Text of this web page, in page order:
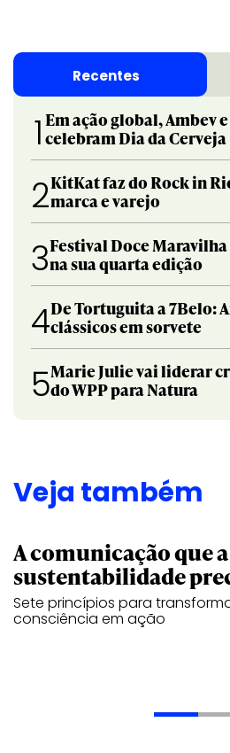
Recentes
1 Em ação global, Ambev
celebram Dia da Cerveja
2KitKat faz do Rock in
marca e varejo
3Festival Doce
na sua quarta edição
4De Tortuguita a 7Belo:
clássicos em sorvete
5Marie Julie vai liderar
do WPP para Natura
Veja também
A comunicação que a
sustentabilidade
Sete princípios para
consciência em ação